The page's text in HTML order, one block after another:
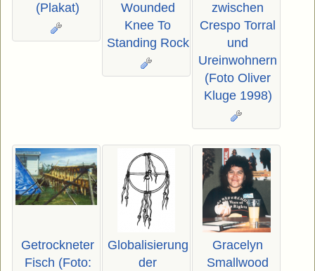
(Plakat)
Wounded
Knee To
Standing Rock
zwischen
Crespo Torral
und
Ureinwohnern
(Foto Oliver
Kluge 1998)
Getrockneter
Fisch (Foto:
Globalisierung
der
Gracelyn
Smallwood